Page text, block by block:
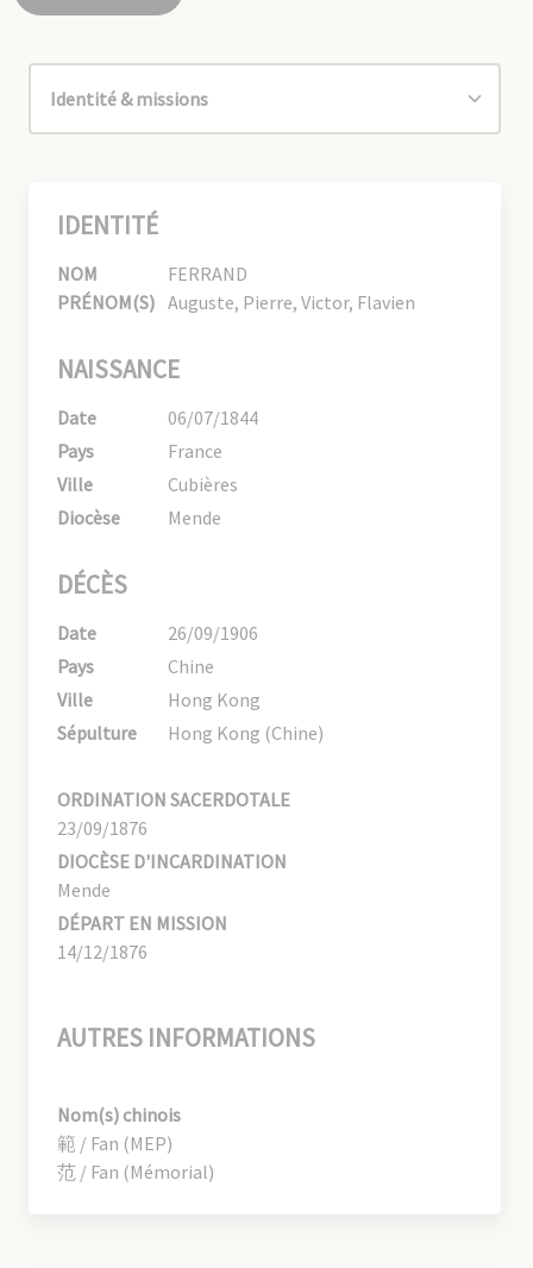
IDENTITÉ
NOM
FERRAND
PRÉNOM(S) Auguste, Pierre, Victor, Flavien
NAISSANCE
Date
06/07/1844
Pays
France
Ville
Cubières
Diocèse
Mende
DÉCÈS
Date
26/09/1906
Pays
Chine
Ville
Hong Kong
Sépulture
Hong Kong (Chine)
ORDINATION SACERDOTALE
23/09/1876
DIOCÈSE D'INCARDINATION
Mende
DÉPART EN MISSION
14/12/1876
AUTRES INFORMATIONS
Nom(s) chinois
範 / Fan (MEP)
范 / Fan (Mémorial)